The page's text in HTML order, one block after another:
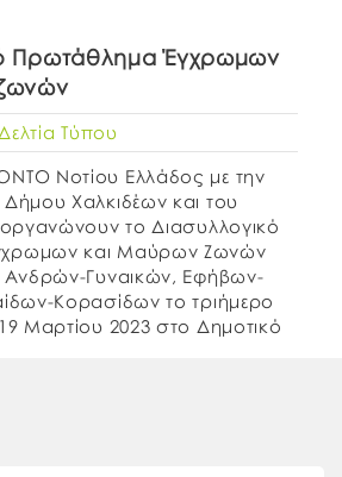
Πρωτάθλημα Έγχρωμων
Δελτία Τύπου
Νοτίου Ελλάδος με την
Χαλκιδέων και του
το Διασυλλογικό
και Μαύρων Ζωνών
Ανδρών-Γυναικών, Εφήβων-
Κορασίδων το τριήμερο
Μαρτίου 2023 στο Δημοτικό